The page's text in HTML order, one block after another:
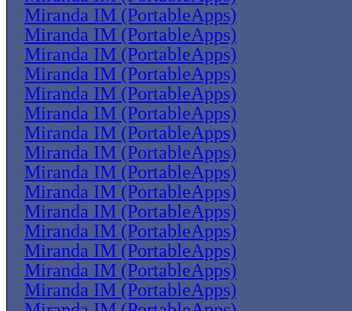
Miranda IM (PortableApps)
Miranda IM (PortableApps)
Miranda IM (PortableApps)
Miranda IM (PortableApps)
Miranda IM (PortableApps)
Miranda IM (PortableApps)
Miranda IM (PortableApps)
Miranda IM (PortableApps)
Miranda IM (PortableApps)
Miranda IM (PortableApps)
Miranda IM (PortableApps)
Miranda IM (PortableApps)
Miranda IM (PortableApps)
Miranda IM (PortableApps)
Miranda IM (PortableApps)